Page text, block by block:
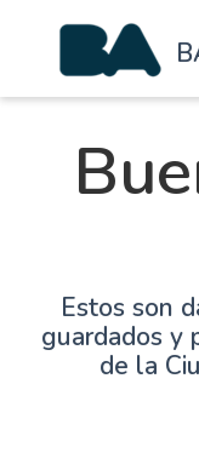
Estos son
guardados y
de la